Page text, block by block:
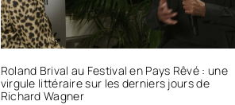
Roland Brival au Festival en Pays Rêvé : une
virgule littéraire sur les derniers jours de
Richard Wagner